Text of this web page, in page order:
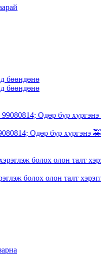
бөөндөнө
бөөндөнө
Өдөр бүр хүргэнэ
болох олон талт